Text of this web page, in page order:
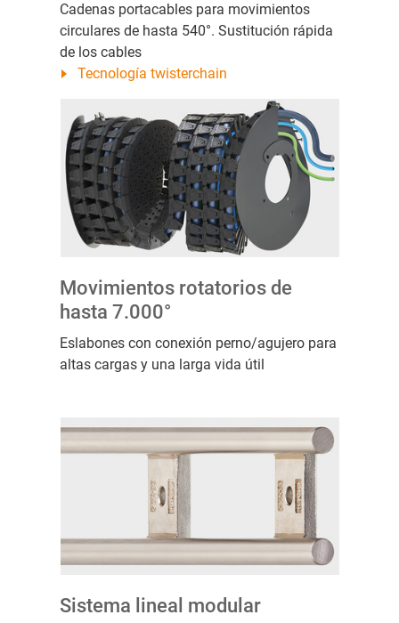
Cadenas portacables para movimientos
circulares de hasta 540°. Sustitución rápida
de los cables
Tecnología twisterchain
Movimientos rotatorios de
hasta 7.000°
Eslabones con conexión perno/agujero para
altas cargas y una larga vida útil
Sistema lineal modular